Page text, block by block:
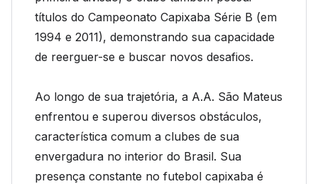
títulos do Campeonato Capixaba Série B (em
1994 e 2011), demonstrando sua capacidade
de reerguer-se e buscar novos desafios.
Ao longo de sua trajetória, a A.A. São Mateus
enfrentou e superou diversos obstáculos,
característica comum a clubes de sua
envergadura no interior do Brasil. Sua
presença constante no futebol capixaba é